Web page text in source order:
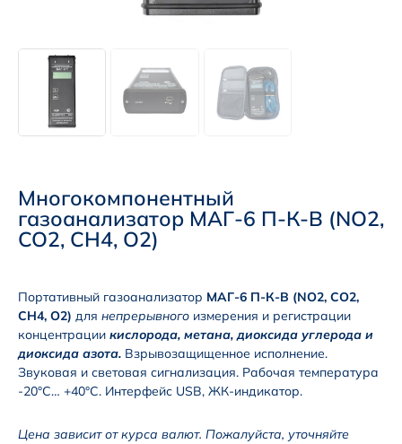
Многокомпонентный
газоанализатор МАГ-6 П-К-В (NO2,
CO2, CH4, O2)
Портативный газоанализатор МАГ-6 П-К-В (NO2, CO2,
CH4, O2) для непрерывного измерения и регистрации
концентрации кислорода, метана, диоксида углерода и
диоксида азота. Взрывозащищенное исполнение.
Звуковая и световая сигнализация. Рабочая температура
-20°С… +40°С. Интерфейс USB, ЖК-индикатор.
Цена зависит от курса валют. Пожалуйста, уточняйте